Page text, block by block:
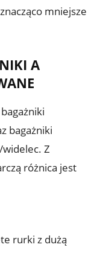
mniejsze
A
bagażniki
Z
różnica jest
rurki z dużą